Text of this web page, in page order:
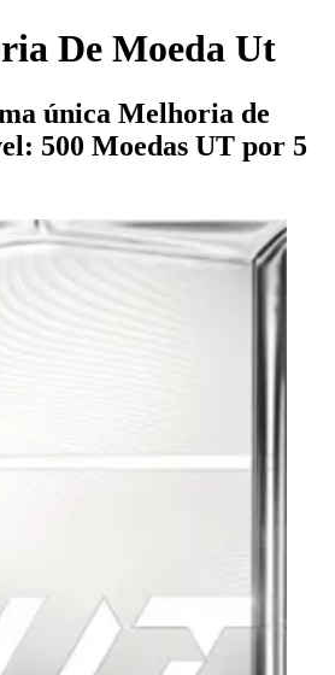
De Moeda Ut
única Melhoria de
500 Moedas UT por 5